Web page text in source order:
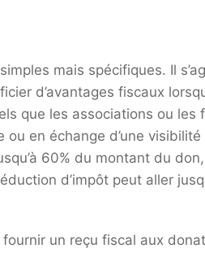
mais spécifiques. Il
d’avantages fiscaux
que les associations ou les
en échange d’une
60% du montant du
d’impôt peut aller
un reçu fiscal aux